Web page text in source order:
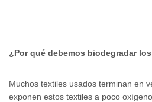
¿Por qué debemos biodegradar
Muchos textiles usados ​​terminan en
exponen estos textiles a poco